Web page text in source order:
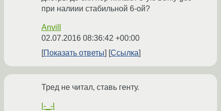
при налиии стабильной 6-ой?
Anvill
02.07.2016 08:36:42 +00:00
Показать ответы
Ссылка
Тред не читал, ставь генту.
l-_-l